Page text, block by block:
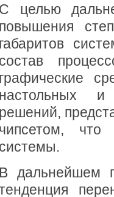
С целью
повышения
габаритов
состав
графические
настольных и
решений,
чипсетом, что
системы.
В дальнейшем